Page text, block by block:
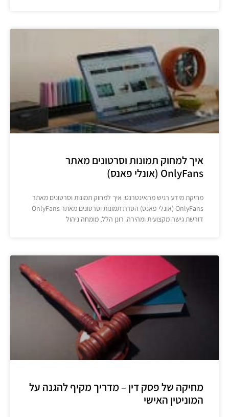
איך למחוק תמונות וסרטונים מאתר
OnlyFans (אונלי פאנס)
מחיקת מידע רגיש מהאינטרנט: איך למחוק תמונות וסרטונים מאתר
OnlyFans (אונלי פאנס) הסרת תמונות וסרטונים מאתר OnlyFans
דורשת גישה מקצועית ומהירה. רונן הלל, מומחה ניהול
מחיקה של פסק דין – מדריך מקיף להגנה על
המוניטין האישי